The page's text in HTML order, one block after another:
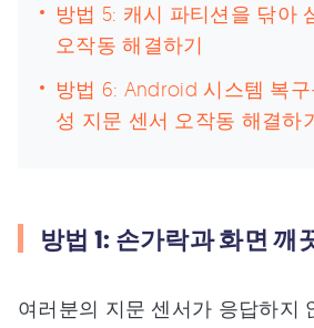
방법 5: 캐시 파티션을 닦아
오작동 해결하기
방법 6: Android 시스템 복
성 지문 센서 오작동 해결하
방법 1: 손가락과 화면 깨
여러분의 지문 센서가 응답하지